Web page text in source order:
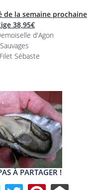
email de réception
cette case, vous consentez à recevoir nos
indiqué ci-dessus. Vous pouvez vous
la semaine prochaine
38,95€
d'Agon
Sébaste
À PARTAGER !